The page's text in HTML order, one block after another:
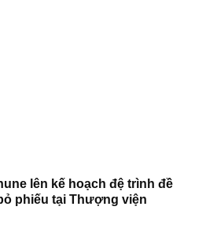
lên kế hoạch đệ trình đề
phiếu tại Thượng viện